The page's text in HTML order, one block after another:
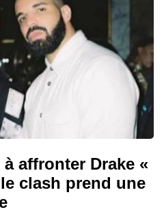
affronter Drake «
clash prend une